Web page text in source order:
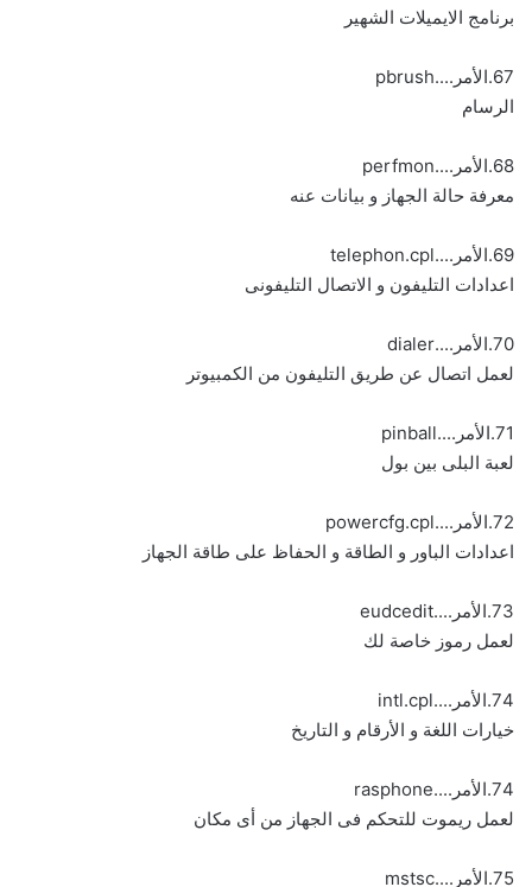
برنامج الايميلات الشهير
67.الأمر....pbrush
الرسام
68.الأمر....perfmon
معرفة حالة الجهاز و بيانات عنه
69.الأمر....telephon.cpl
اعدادات التليفون و الاتصال التليفونى
70.الأمر....dialer
لعمل اتصال عن طريق التليفون من الكمبيوتر
71.الأمر....pinball
لعبة البلى بين بول
72.الأمر....powercfg.cpl
اعدادات الباور و الطاقة و الحفاظ على طاقة الجهاز
73.الأمر....eudcedit
لعمل رموز خاصة لك
74.الأمر....intl.cpl
خيارات اللغة و الأرقام و التاريخ
74.الأمر....rasphone
لعمل ريموت للتحكم فى الجهاز من أى مكان
75.الأمر....mstsc